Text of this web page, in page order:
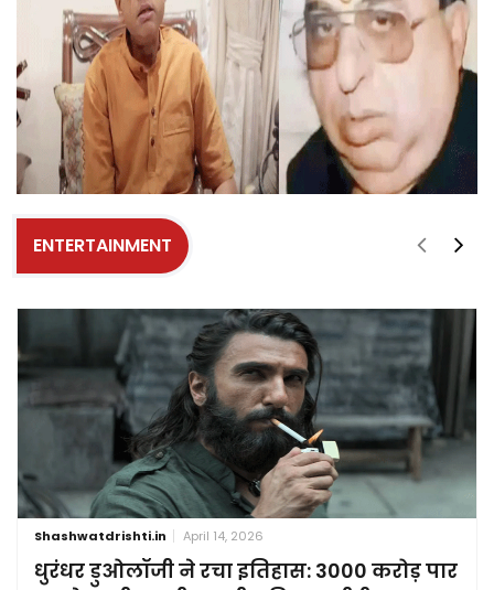
ENTERTAINMENT
Shashwatdrishti.in April 14, 2026
धुरंधर डुओलॉजी ने रचा इतिहास: 3000 करोड़ पार